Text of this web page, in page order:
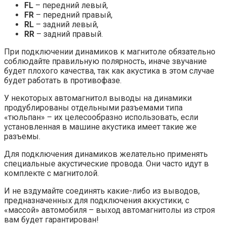
FL – передний левый,
FR – передний правый,
RL – задний левый,
RR – задний правый.
При подключении динамиков к магнитоле обязательно
соблюдайте правильную полярность, иначе звучание
будет плохого качества, так как акустика в этом случае
будет работать в противофазе.
У некоторых автомагнитол выводы на динамики
продублированы отдельными разъемами типа
«тюльпан» – их целесообразно использовать, если
установленная в машине акустика имеет такие же
разъемы.
Для подключения динамиков желательно применять
специальные акустические провода. Они часто идут в
комплекте с магнитолой.
И не вздумайте соединять какие-либо из выводов,
предназначенных для подключения аккустики, с
«массой» автомобиля – выход автомагнитолы из строя
вам будет гарантирован!